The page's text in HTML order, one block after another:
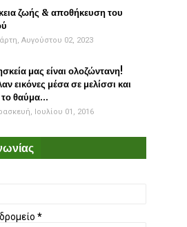
ζωής & αποθήκευση του
Αυγούστου 02, 2023
μας είναι ολοζώντανη!
εικόνες μέσα σε μελίσσι και
το θαύμα...
Ιουλίου 01, 2016
*